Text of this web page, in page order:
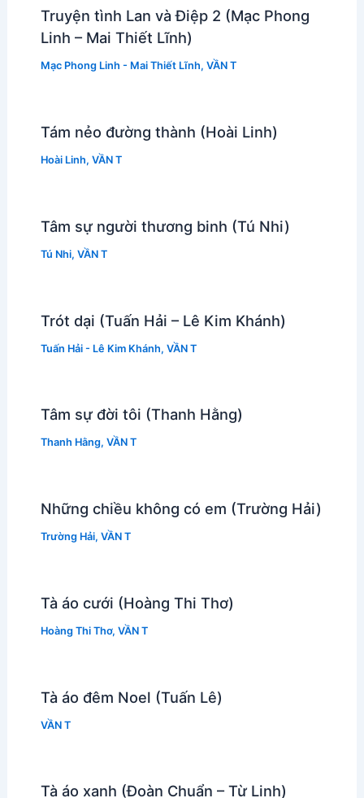
Truyện tình Lan và Điệp 2 (Mạc Phong
Linh – Mai Thiết Lĩnh)
Mạc Phong Linh - Mai Thiết Lĩnh, VẦN T
Tám nẻo đường thành (Hoài Linh)
Hoài Linh, VẦN T
Tâm sự người thương binh (Tú Nhi)
Tú Nhi, VẦN T
Trót dại (Tuấn Hải – Lê Kim Khánh)
Tuấn Hải - Lê Kim Khánh, VẦN T
Tâm sự đời tôi (Thanh Hằng)
Thanh Hằng, VẦN T
Những chiều không có em (Trường Hải)
Trường Hải, VẦN T
Tà áo cưới (Hoàng Thi Thơ)
Hoàng Thi Thơ, VẦN T
Tà áo đêm Noel (Tuấn Lê)
VẦN T
Tà áo xanh (Đoàn Chuẩn – Từ Linh)